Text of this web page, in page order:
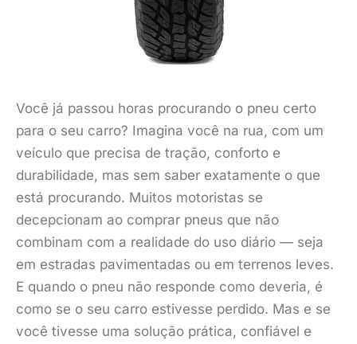
Você já passou horas procurando o pneu certo
para o seu carro? Imagina você na rua, com um
veículo que precisa de tração, conforto e
durabilidade, mas sem saber exatamente o que
está procurando. Muitos motoristas se
decepcionam ao comprar pneus que não
combinam com a realidade do uso diário — seja
em estradas pavimentadas ou em terrenos leves.
E quando o pneu não responde como deveria, é
como se o seu carro estivesse perdido. Mas e se
você tivesse uma solução prática, confiável e